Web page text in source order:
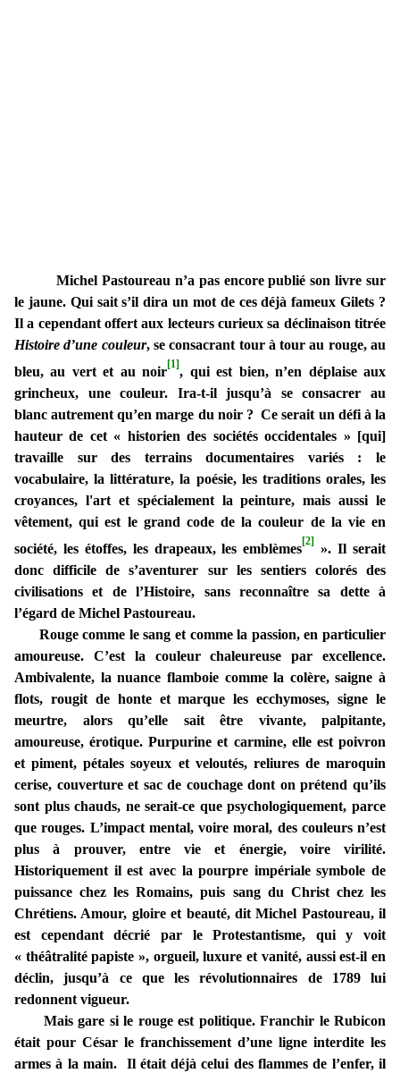
Michel Pastoureau n’a pas encore publié son livre sur
le jaune. Qui sait s’il dira un mot de ces déjà fameux Gilets ?
Il a cependant offert aux lecteurs curieux sa déclinaison titrée
Histoire d’une couleur, se consacrant tour à tour au rouge, au
bleu, au vert et au noir[1], qui est bien, n’en déplaise aux
grincheux, une couleur. Ira-t-il jusqu’à se consacrer au
blanc autrement qu’en marge du noir ? Ce serait un défi à la
hauteur de cet « historien des sociétés occidentales » [qui]
travaille sur des terrains documentaires variés : le
vocabulaire, la littérature, la poésie, les traditions orales, les
croyances, l'art et spécialement la peinture, mais aussi le
vêtement, qui est le grand code de la couleur de la vie en
société, les étoffes, les drapeaux, les emblèmes[2]
». Il serait
donc difficile de s’aventurer sur les sentiers colorés des
civilisations et de l’Histoire, sans reconnaître sa dette à
l’égard de Michel Pastoureau.
Rouge comme le sang et comme la passion, en particulier
amoureuse. C’est la couleur chaleureuse par excellence.
Ambivalente, la nuance flamboie comme la colère, saigne à
flots, rougit de honte et marque les ecchymoses, signe le
meurtre, alors qu’elle sait être vivante, palpitante,
amoureuse, érotique. Purpurine et carmine, elle est poivron
et piment, pétales soyeux et veloutés, reliures de maroquin
cerise, couverture et sac de couchage dont on prétend qu’ils
sont plus chauds, ne serait-ce que psychologiquement, parce
que rouges. L’impact mental, voire moral, des couleurs n’est
plus à prouver, entre vie et énergie, voire virilité.
Historiquement il est avec la pourpre impériale symbole de
puissance chez les Romains, puis sang du Christ chez les
Chrétiens. Amour, gloire et beauté, dit Michel Pastoureau, il
est cependant décrié par le Protestantisme, qui y voit
« théâtralité papiste », orgueil, luxure et vanité, aussi est-il en
déclin, jusqu’à ce que les révolutionnaires de 1789 lui
redonnent vigueur.
Mais gare si le rouge est politique. Franchir le Rubicon
était pour César le franchissement d’une ligne interdite les
armes à la main. Il était déjà celui des flammes de l’enfer, il